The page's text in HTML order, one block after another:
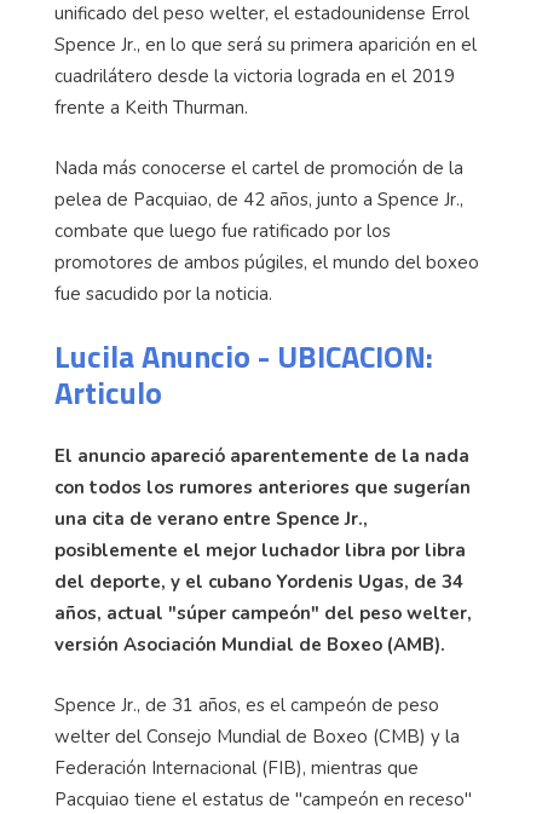
unificado del peso welter, el estadounidense Errol
Spence Jr., en lo que será su primera aparición en el
cuadrilátero desde la victoria lograda en el 2019
frente a Keith Thurman.
Nada más conocerse el cartel de promoción de la
pelea de Pacquiao, de 42 años, junto a Spence Jr.,
combate que luego fue ratificado por los
promotores de ambos púgiles, el mundo del boxeo
fue sacudido por la noticia.
Lucila Anuncio - UBICACION:
Articulo
El anuncio apareció aparentemente de la nada
con todos los rumores anteriores que sugerían
una cita de verano entre Spence Jr.,
posiblemente el mejor luchador libra por libra
del deporte, y el cubano Yordenis Ugas, de 34
años, actual "súper campeón" del peso welter,
versión Asociación Mundial de Boxeo (AMB).
Spence Jr., de 31 años, es el campeón de peso
welter del Consejo Mundial de Boxeo (CMB) y la
Federación Internacional (FIB), mientras que
Pacquiao tiene el estatus de "campeón en receso"